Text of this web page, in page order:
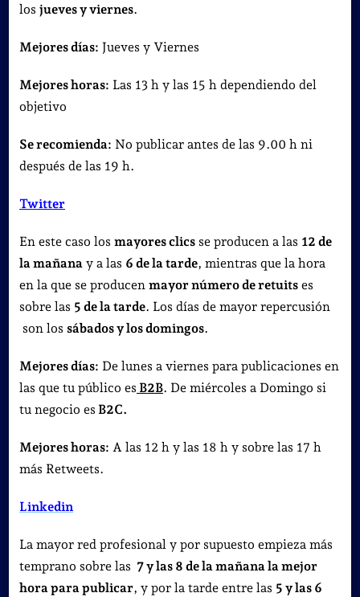
los jueves y viernes.
Mejores días: Jueves y Viernes
Mejores horas: Las 13 h y las 15 h dependiendo del
objetivo
Se recomienda: No publicar antes de las 9.00 h ni
después de las 19 h.
Twitter
En este caso los mayores clicsse producen a las 12 de
la mañanay a las 6 de la tarde, mientras que la hora
en la que se producen mayor número de retuitses
sobre las 5 de la tarde. Los días de mayor repercusión
son los sábados y los domingos.
Mejores días: De lunes a viernes para publicaciones en
las que tu público es B2B. De miércoles a Domingo si
tu negocio es B2C.
Mejores horas: A las 12 h y las 18 h y sobre las 17 h
más Retweets.
Linkedin
La mayor red profesional y por supuesto empieza más
temprano sobre las 7 y las 8 de la mañana la mejor
hora para publicar, y por la tarde entre las 5 y las 6